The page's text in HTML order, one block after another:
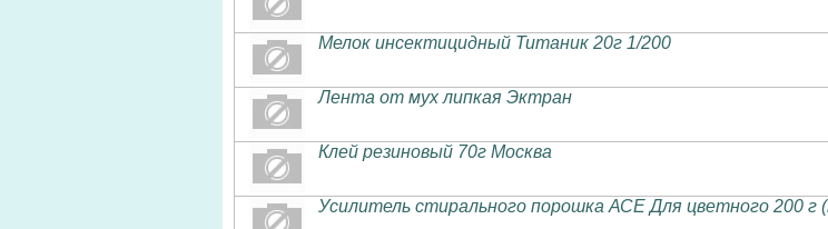
Мелок инсектицидный Титаник 20г 1/200
Лента от мух липкая Эктран
Клей резиновый 70г Москва
Усилитель стирального порошка АСЕ Для цветного 200 г